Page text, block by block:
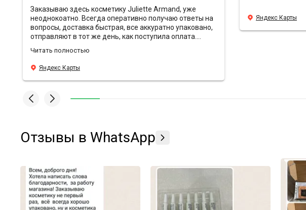
Заказываю здесь косметику Juliette Armand, уже
неоднокоатно. Всегда оперативно получаю ответы на
вопросы, доставка быстрая, все аккуратно упаковано,
отправляют в тот же день, как поступила оплата.
кладут с заказами подарочки❤️ Эффект от
антивозрастной уходовой косметики просто вау,
средства действительно борятся с морщинами, лицо
свежее и блестящее, даже в те моменты, когда
всем фронтам, всем подругам и знакомым
Читать полностью
Яндекс Карты
Яндекс Карты
Отзывы в WhatsApp